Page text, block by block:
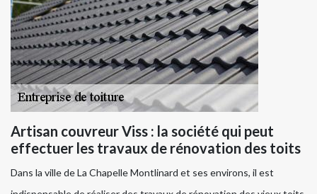
Artisan couvreur Viss : la société qui peut
effectuer les travaux de rénovation des toits
Dans la ville de La Chapelle Montlinard et ses environs, il est